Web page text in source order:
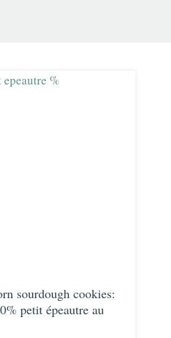
sourdough cookies:
petit épeautre au